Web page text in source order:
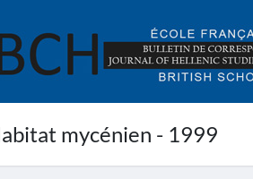
mycénien - 1999